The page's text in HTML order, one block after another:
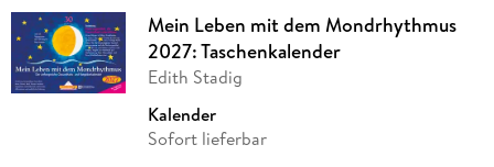
Mein Leben mit dem Mondrhythmus
2027: Taschenkalender
Edith Stadig
Kalender
Sofort lieferbar